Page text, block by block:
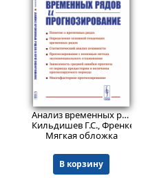
499
Анализ временных рядов и прогнозирование.
Кильдишев Г.С., Френкель А.А.
Мягкая обложка
В корзину